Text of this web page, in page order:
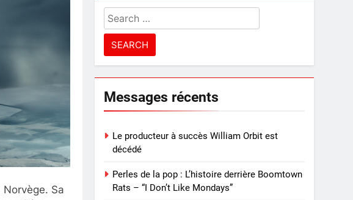
Sa
Search
for:
Messages récents
Le producteur à succès William Orbit est
décédé
Perles de la pop : L’histoire derrière Boomtown
Rats – “I Don’t Like Mondays”